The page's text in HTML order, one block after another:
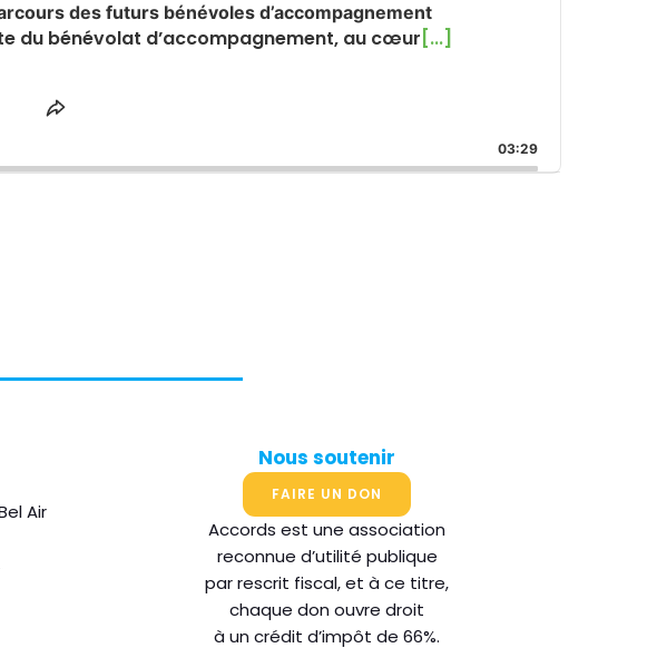
des futurs bénévoles d’accompagnement
du bénévolat d’accompagnement, au cœur [...]
Share
Episode
03:29
Air
Nous soutenir
FAIRE UN DON
Accords est une association
reconnue d’utilité publique
par rescrit fiscal, et à ce titre,
chaque don ouvre droit
à un crédit d’impôt de 66%.